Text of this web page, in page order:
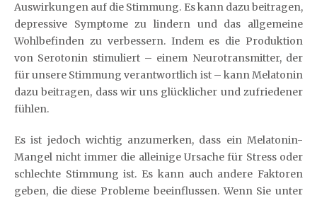
Auswirkungen auf die Stimmung. Es kann dazu beitragen,
depressive Symptome zu lindern und das allgemeine
Wohlbefinden zu verbessern. Indem es die Produktion
von Serotonin stimuliert – einem Neurotransmitter, der
für unsere Stimmung verantwortlich ist – kann Melatonin
dazu beitragen, dass wir uns glücklicher und zufriedener
fühlen.
Es ist jedoch wichtig anzumerken, dass ein Melatonin-
Mangel nicht immer die alleinige Ursache für Stress oder
schlechte Stimmung ist. Es kann auch andere Faktoren
geben, die diese Probleme beeinflussen. Wenn Sie unter